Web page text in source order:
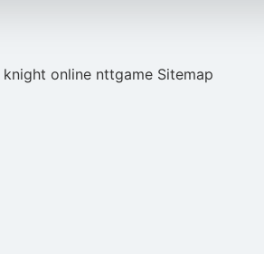
knight online nttgame Sitemap